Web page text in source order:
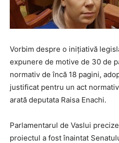
Vorbim despre o inițiativă
expunere de motive de 30 de
normativ de încă 18 pagini,
justificat pentru un act
arată deputata Raisa Enachi.
Parlamentarul de Vaslui
proiectul a fost înaintat